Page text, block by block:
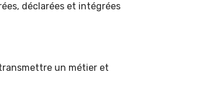
déclarées et intégrées
un métier et